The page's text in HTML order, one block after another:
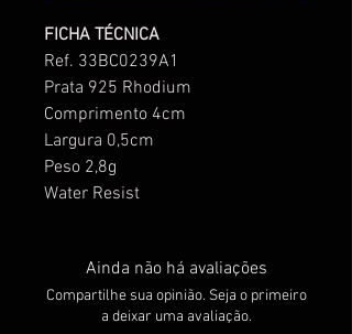
FICHA TÉCNICA
Ref. 33BC0239A1
Prata 925 Rhodium
Comprimento 4cm
Largura 0,5cm
Peso 2,8g
Water Resist
Ainda não há avaliações
Compartilhe sua opinião. Seja o primeiro
a deixar uma avaliação.